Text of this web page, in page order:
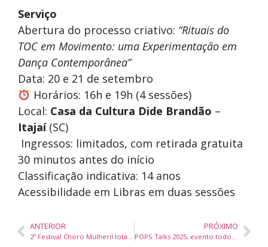
Serviço
Abertura do processo criativo: “Rituais do
TOC em Movimento: uma Experimentação em
Dança Contemporânea”
Data: 20 e 21 de setembro
Horários: 16h e 19h (4 sessões)
Local: Casa da Cultura Dide Brandão –
Itajaí(SC)
️ Ingressos: limitados, com retirada gratuita
30 minutos antes do início
Classificação indicativa: 14 anos
Acessibilidade em Libras em duas sessões
ANTERIOR
2º Festival Choro Mulheril lota espaços em Florianópolis e se firma como referência nacional do gênero
PRÓXIMO
POPS Talks 2025, evento todo gratuito, acontece em outubro em Florianópolis